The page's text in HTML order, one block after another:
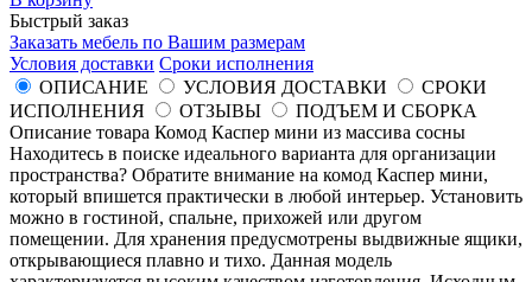
Быстрый заказ
Заказать мебель по Вашим размерам
Условия доставки Сроки исполнения
ОПИСАНИЕ
УСЛОВИЯ ДОСТАВКИ
СРОКИ
ИСПОЛНЕНИЯ
ОТЗЫВЫ
ПОДЪЕМ И СБОРКА
Описание товара Комод Каспер мини из массива сосны
Находитесь в поиске идеального варианта для организации
пространства? Обратите внимание на комод Каспер мини,
который впишется практически в любой интерьер. Установить
можно в гостиной, спальне, прихожей или другом
помещении. Для хранения предусмотрены выдвижные ящики,
открывающиеся плавно и тихо. Данная модель